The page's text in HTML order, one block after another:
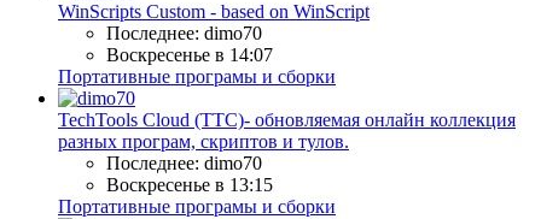
WinScripts Custom - based on WinScript
Последнее: dimo70
Воскресенье в 14:07
Портативные програмы и сборки
TechTools Cloud (TTC)- обновляемая онлайн коллекция
разных програм, скриптов и тулов.
Последнее: dimo70
Воскресенье в 13:15
Портативные програмы и сборки